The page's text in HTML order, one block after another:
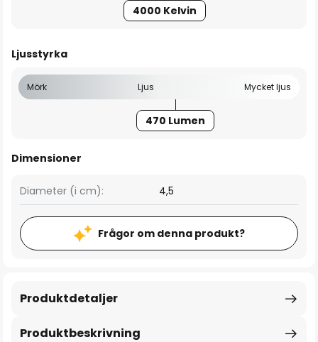
4000 Kelvin
Ljusstyrka
Mörk Ljus Mycket ljus
470 Lumen
Dimensioner
Diameter (i cm): 4,5
Frågor om denna produkt?
Produktbeskrivning
Produktdetaljer